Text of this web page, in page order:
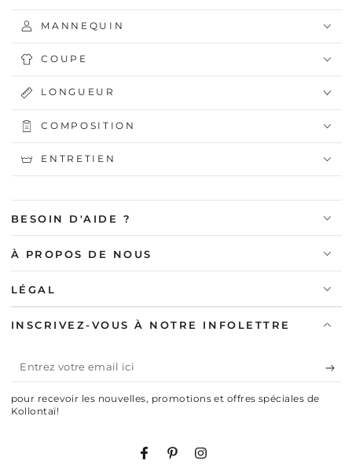
MANNEQUIN
COUPE
LONGUEUR
COMPOSITION
ENTRETIEN
BESOIN D'AIDE ?
À PROPOS DE NOUS
LÉGAL
INSCRIVEZ-VOUS À NOTRE INFOLETTRE
Entrez
votre
email
pour recevoir les nouvelles, promotions et offres spéciales de
Kollontaï!
FacebookPinterestInstagram